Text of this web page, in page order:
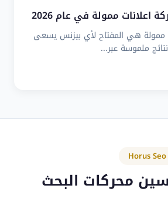
ممولة في عام 2026
ممولة هي المفتاح لأي بيزنس يسعى
ملموسة عبر...
محركات البحث